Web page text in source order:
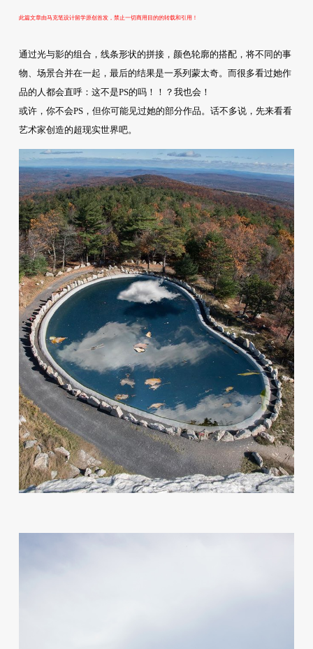
此篇文章由马克笔设计留学原创首发，禁止一切商用目的的转载和引用！
通过光与影的组合，线条形状的拼接，颜色轮廓的搭配，将不同的事
物、场景合并在一起，最后的结果是一系列蒙太奇。而很多看过她作
品的人都会直呼：这不是PS的吗！！？我也会！
或许，你不会PS，但你可能见过她的部分作品。话不多说，先来看看
艺术家创造的超现实世界吧。